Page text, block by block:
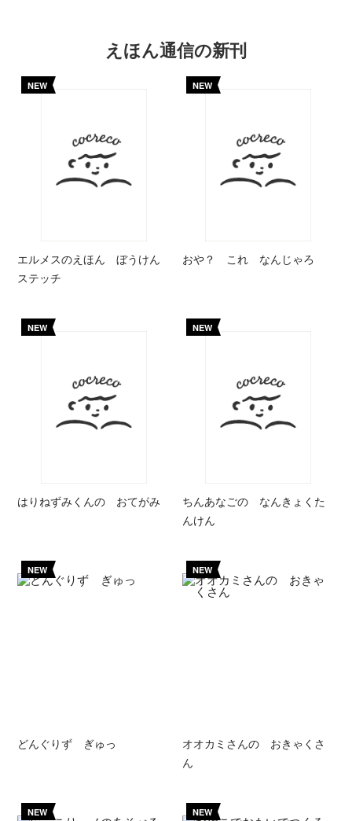
えほん通信の新刊
NEW
エルメスのえほん ぼうけん
ステッチ
NEW
おや？ これ なんじゃろ
NEW
はりねずみくんの おてがみ
NEW
ちんあなごの なんきょくた
んけん
NEW
どんぐりず ぎゅっ
NEW
オオカミさんの おきゃくさ
ん
NEW NEW